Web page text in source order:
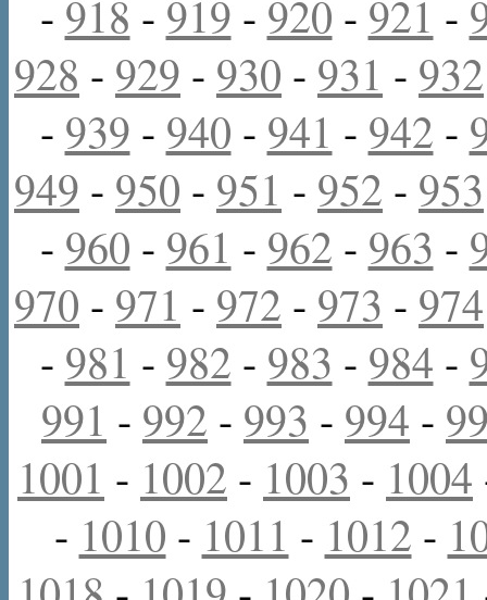
- 918 - 919 - 920 - 921 -
928 - 929 - 930 - 931 - 932
- 939 - 940 - 941 - 942 -
949 - 950 - 951 - 952 - 953
- 960 - 961 - 962 - 963 -
970 - 971 - 972 - 973 - 974
- 981 - 982 - 983 - 984 -
991 - 992 - 993 - 994 -
1001 - 1002 - 1003 - 1004
- 1010 - 1011 - 1012 -